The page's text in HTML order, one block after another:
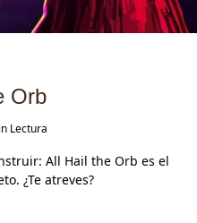
Orb
Lectura
All Hail the Orb es el
¿Te atreves?